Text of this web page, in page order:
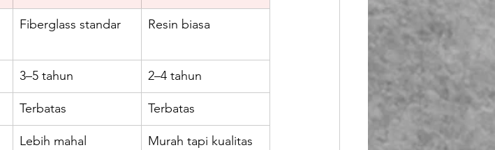
Fiberglass standar Resin biasa
3–5 tahun 2–4 tahun
Terbatas Terbatas
Lebih mahal
Murah tapi kualitas